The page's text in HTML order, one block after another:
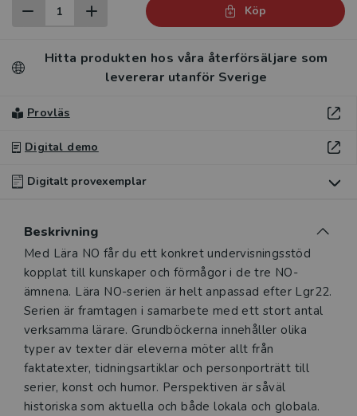
Köp
Hitta produkten hos våra återförsäljare som
levererar utanför Sverige
Provläs
Digital demo
Digitalt provexemplar
digitalt provexemplar av den här produkten.
Ett digitalt provexemplar ger dig tillgång till det digitala
läromedlet där den digitala boken ingår under tre
månader. Observera att erbjudandet endast gäller
relevanta produkter för din undervisning (nivå och ämne)
och dig som är verksam i Sverige.Du kan naturligtvis alltid
kontakta vår kundserviceom du önskar ytterligare
information eller har frågor om produkten.
Beskrivning
Beskrivning
Med Lära NO får du ett konkret undervisningsstöd
kopplat till kunskaper och förmågor i de tre NO-
ämnena. Lära NO-serien är helt anpassad efter Lgr22.
Serien är framtagen i samarbete med ett stort antal
verksamma lärare. Grundböckerna innehåller olika
typer av texter där eleverna möter allt från
faktatexter, tidningsartiklar och personporträtt till
serier, konst och humor. Perspektiven är såväl
historiska som aktuella och både lokala och globala.